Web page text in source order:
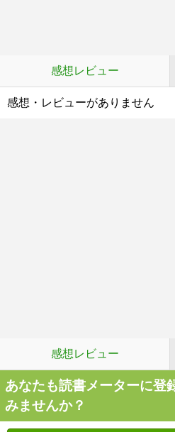
感想レビュー
感想・レビューがありません
感想レビュー
あなたも読書メーターに登
みませんか？